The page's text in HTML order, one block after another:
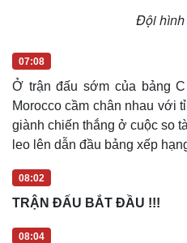
Đội hình
07:08
Ở trận đấu sớm của bảng
Morocco cầm chân nhau với
giành chiến thắng ở cuộc so
leo lên dẫn đầu bảng xếp
08:02
TRẬN ĐẤU BẮT ĐẦU !!!
08:04